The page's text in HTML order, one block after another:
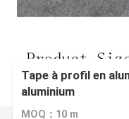
Tape à profil en
aluminium
MOQ：10 m